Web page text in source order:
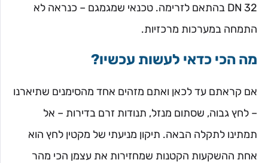
DN 32 בהתאם לזרימה. טכנאי שמגמגם – כנראה לא
התמחה במערכות מרכזיות.
מה הכי כדאי לעשות עכשיו?
אם קראתם עד לכאן ואתם מזהים אחד מהסימנים שתיארנו
– לחץ גבוה, שסתום מנזל, תנודות זרם בדירות – אל
תמתינו לתקלה הבאה. תיקון מניעתי של מקטין לחץ הוא
אחת ההשקעות הקטנות שמחזירות את עצמן הכי מהר